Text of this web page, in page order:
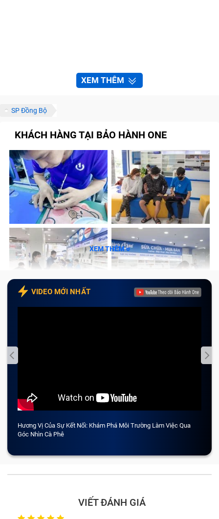
XEM THÊM
SP Đồng Bộ
KHÁCH HÀNG TẠI BẢO HÀNH ONE
XEM THÊM
VIDEO MỚI NHẤT
Hương Vị Của Sự Kết Nối: Khám Phá Môi Trường Làm Việc Qua
Góc Nhìn Cà Phê
VIẾT ĐÁNH GIÁ